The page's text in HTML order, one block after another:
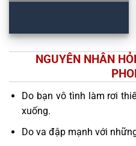
NGUYÊN NHÂN
Do bạn vô tình làm rơi
xuống.
Do va đập mạnh với